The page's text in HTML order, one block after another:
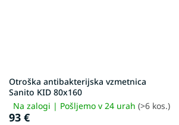
Otroška antibakterijska vzmetnica
Sanito KID 80x160
Na zalogi | Pošljemo v 24 urah (>6 kos.)
93 €